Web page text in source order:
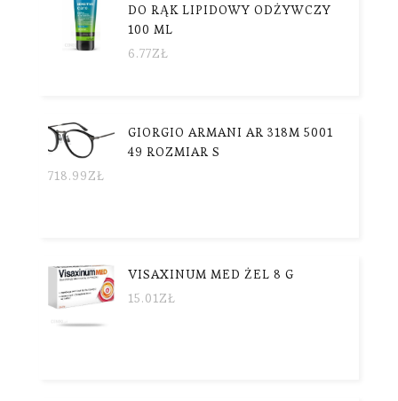
DO RĄK LIPIDOWY ODŻYWCZY
100 ML
6.77ZŁ
GIORGIO ARMANI AR 318M 5001
49 ROZMIAR S
718.99ZŁ
VISAXINUM MED ŻEL 8 G
15.01ZŁ